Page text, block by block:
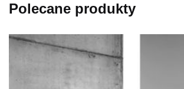
Polecane produkty